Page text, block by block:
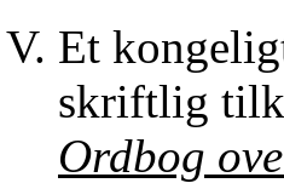
Et
skriftlig
Ordbog